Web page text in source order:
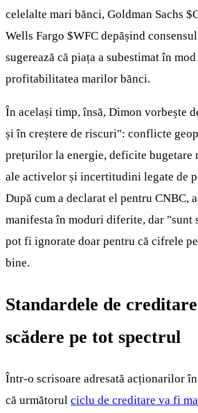
celelalte mari bănci, Goldman Sachs
Wells Fargo $WFC depășind
sugerează că piața a subestimat în
profitabilitatea marilor bănci.
În același timp, însă, Dimon vorbește
și în creștere de riscuri": conflicte
prețurilor la energie, deficite bugetare
ale activelor și incertitudini legate de
După cum a declarat el pentru CNBC,
manifesta în moduri diferite, dar "sunt
pot fi ignorate doar pentru că cifrele
bine.
Standardele de
scădere pe tot spectrul
Într-o scrisoare adresată acționarilor
că următorul ciclu de creditare va fi